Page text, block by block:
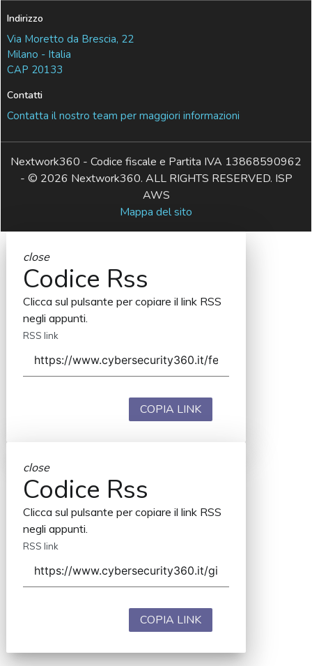
Indirizzo
Via Moretto da Brescia, 22
Milano - Italia
CAP 20133
Contatti
Contatta il nostro team per maggiori informazioni
Nextwork360 - Codice fiscale e Partita IVA 13868590962
- © 2026 Nextwork360. ALL RIGHTS RESERVED. ISP
AWS
Mappa del sito
close
Codice Rss
Clicca sul pulsante per copiare il link RSS
negli appunti.
RSS link
COPIA LINK
close
Codice Rss
Clicca sul pulsante per copiare il link RSS
negli appunti.
RSS link
COPIA LINK